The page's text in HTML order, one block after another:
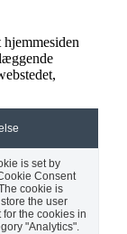
is set by
Consent
cookie is
the user
for the cookies in
"Analytics".